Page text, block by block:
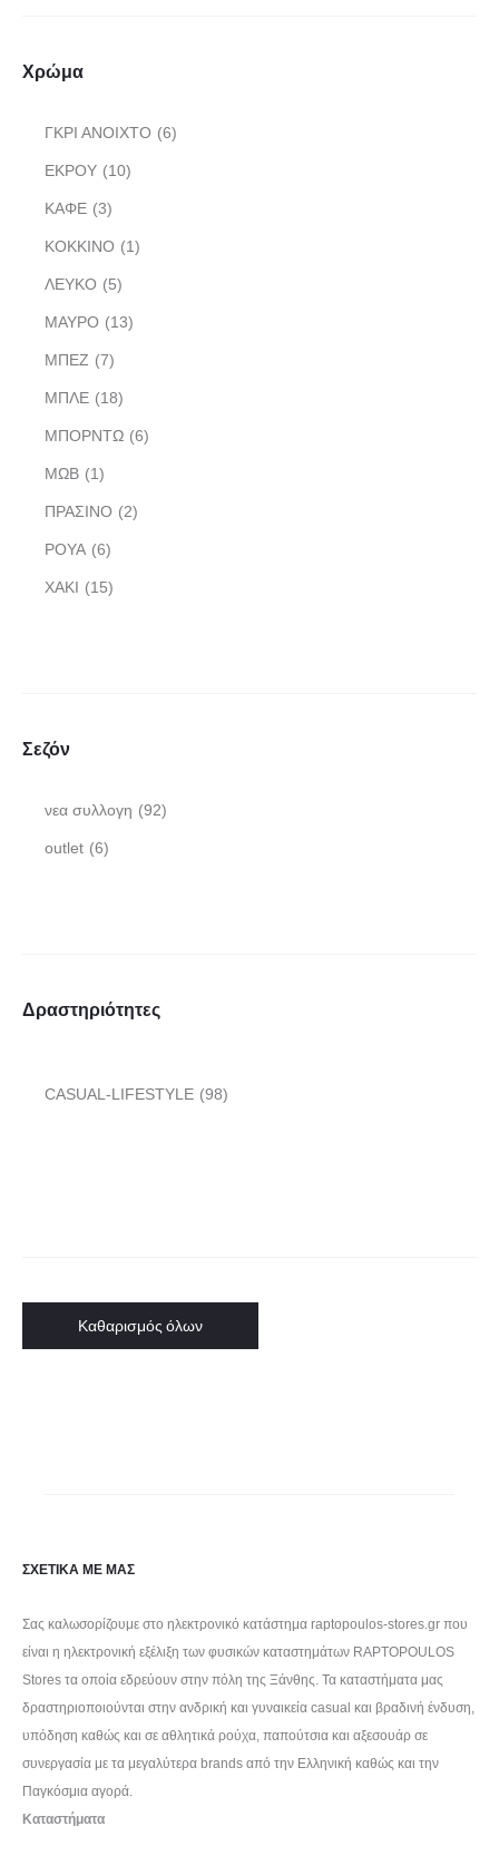
Χρώμα
ΓΚΡΙ ΑΝΟΙΧΤΟ (6)
ΕΚΡΟΥ (10)
ΚΑΦΕ (3)
ΚΟΚΚΙΝΟ (1)
ΛΕΥΚΟ (5)
ΜΑΥΡΟ (13)
ΜΠΕΖ (7)
ΜΠΛΕ (18)
ΜΠΟΡΝΤΩ (6)
ΜΩΒ (1)
ΠΡΑΣΙΝΟ (2)
ΡΟΥΑ (6)
ΧΑΚΙ (15)
Σεζόν
νεα συλλογη (92)
outlet (6)
Δραστηριότητες
CASUAL-LIFESTYLE (98)
Καθαρισμός όλων
ΣΧΕΤΙΚΑ ΜΕ ΜΑΣ
Σας καλωσορίζουμε στο ηλεκτρονικό κατάστημα raptopoulos-stores.gr που
είναι η ηλεκτρονική εξέλιξη των φυσικών καταστημάτων RAPTOPOULOS
Stores τα οποία εδρεύουν στην πόλη της Ξάνθης. Τα καταστήματα μας
δραστηριοποιούνται στην ανδρική και γυναικεία casual και βραδινή ένδυση,
υπόδηση καθώς και σε αθλητικά ρούχα, παπούτσια και αξεσουάρ σε
συνεργασία με τα μεγαλύτερα brands από την Ελληνική καθώς και την
Παγκόσμια αγορά.
Καταστήματα